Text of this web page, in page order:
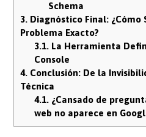
Schema
3. Diagnóstico Final: ¿Cómo
Problema Exacto?
3.1. La Herramienta
Console
4. Conclusión: De la
Técnica
4.1. ¿Cansado de
web no aparece en